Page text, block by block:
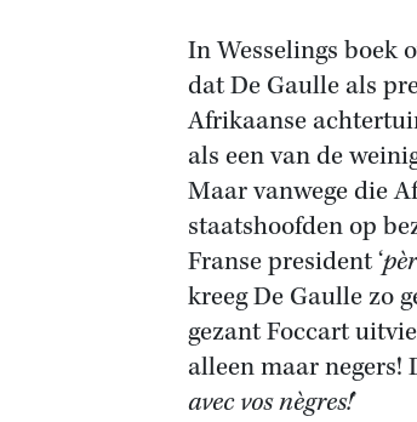
In Wesselings boek
dat De Gaulle als
Afrikaanse
als een van de
Maar vanwege die
staatshoofden op
Franse president ‘
kreeg De Gaulle zo
gezant Foccart
alleen maar
avec vos nègres!’